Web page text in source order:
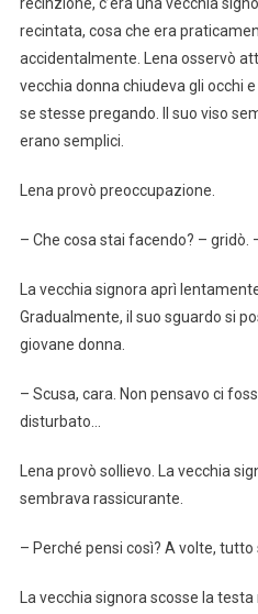
recintata, cosa che era
accidentalmente. Lena osservò
vecchia donna chiudeva gli occhi
se stesse pregando. Il suo viso
erano semplici.
Lena provò preoccupazione.
– Che cosa stai facendo? – gridò.
La vecchia signora aprì
Gradualmente, il suo sguardo si
giovane donna.
– Scusa, cara. Non pensavo ci
disturbato…
Lena provò sollievo. La vecchia
sembrava rassicurante.
– Perché pensi così? A volte, tutto
La vecchia signora scosse la